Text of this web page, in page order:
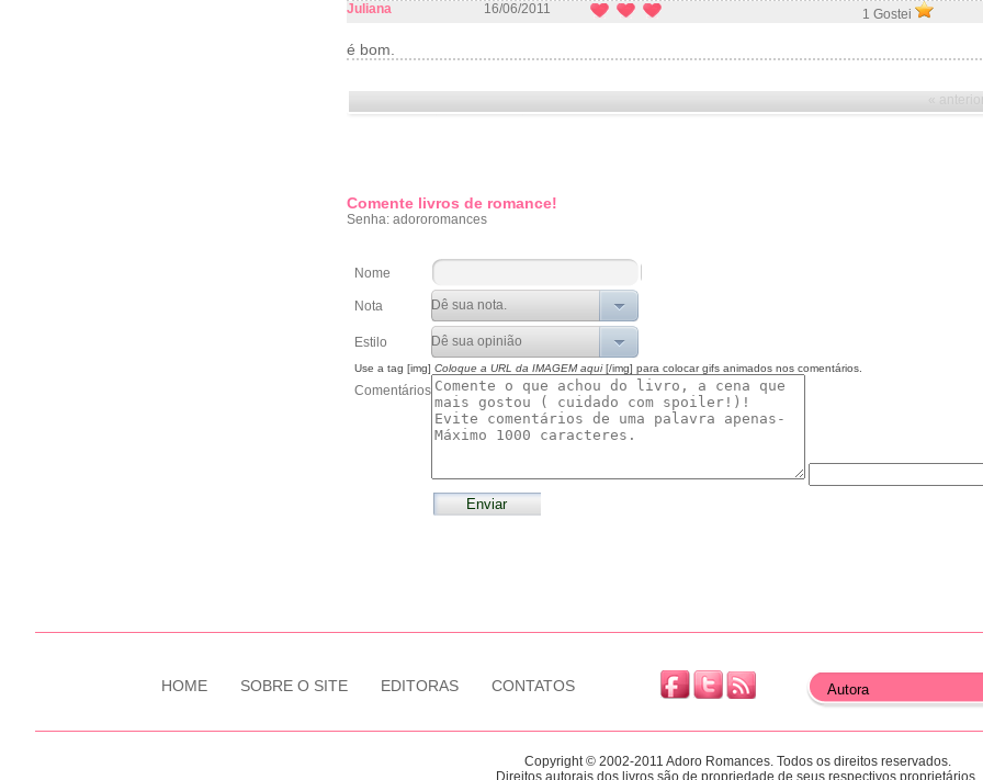
Juliana 16/06/2011 1 Gostei
é bom.
« anterior
Comente livros de romance!
Senha: adororomances
Nome
Nota
Estilo
Use a tag [img] Coloque a URL da IMAGEM aqui[/img] para colocar gifs animados nos comentários.
Comentários
HOME SOBRE O SITE EDITORAS CONTATOS
Copyright © 2002-2011 Adoro Romances. Todos os direitos reservados.
Direitos autorais dos livros são de propriedade de seus respectivos proprietários.